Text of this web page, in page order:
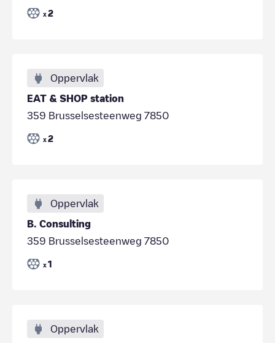
x 2
Oppervlak
EAT & SHOP station
359 Brusselsesteenweg 7850
x 2
Oppervlak
B. Consulting
359 Brusselsesteenweg 7850
x 1
Oppervlak